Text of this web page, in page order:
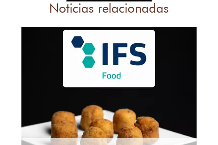
Noticias relacionadas